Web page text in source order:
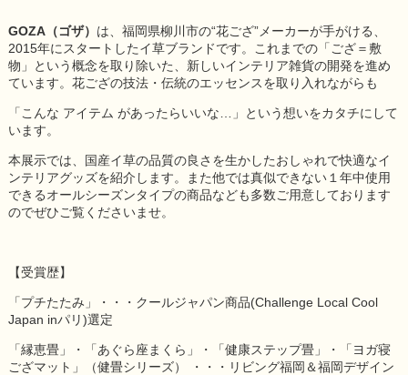
GOZA（ゴザ） は、福岡県柳川市の“花ござ”メーカーが手がける、
2015年にスタートしたイ草ブランドです。これまでの「ござ＝敷
物」という概念を取り除いた、新しいインテリア雑貨の開発を進め
ています。花ござの技法・伝統のエッセンスを取り入れながらも
「こんな アイテム があったらいいな…」という想いをカタチにして
います。
本展示では、国産イ草の品質の良さを生かしたおしゃれで快適なイ
ンテリアグッズを紹介します。また他では真似できない１年中使用
できるオールシーズンタイプの商品なども多数ご用意しております
のでぜひご覧くださいませ。
【受賞歴】
「プチたたみ」・・・クールジャパン商品(Challenge Local Cool
Japan inパリ)選定
「縁恵畳」・「あぐら座まくら」・「健康ステップ畳」・「ヨガ寝
ござマット」（健畳シリーズ） ・・・リビング福岡＆福岡デザイン